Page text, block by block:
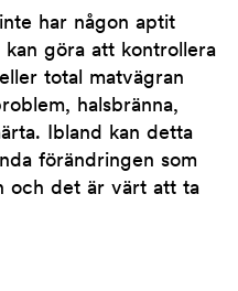
har någon aptit
göra att kontrollera
total matvägran
halsbränna,
Ibland kan detta
förändringen som
och det är värt att ta